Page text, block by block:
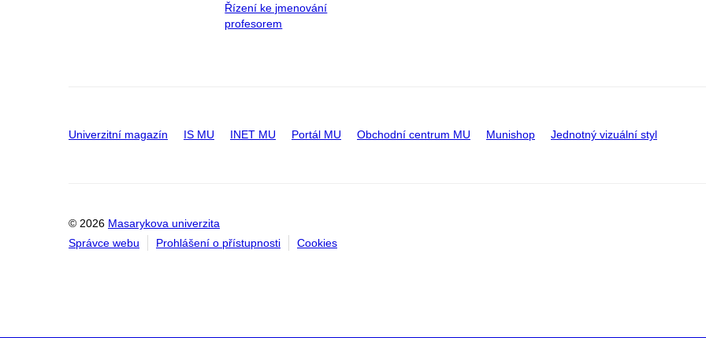
Řízení ke jmenování
profesorem
Univerzitní magazín IS MU INET MU Portál MU Obchodní centrum MU Munishop Jednotný vizuální styl
© 2026 Masarykova univerzita
Správce webu
Prohlášení o přístupnosti Cookies